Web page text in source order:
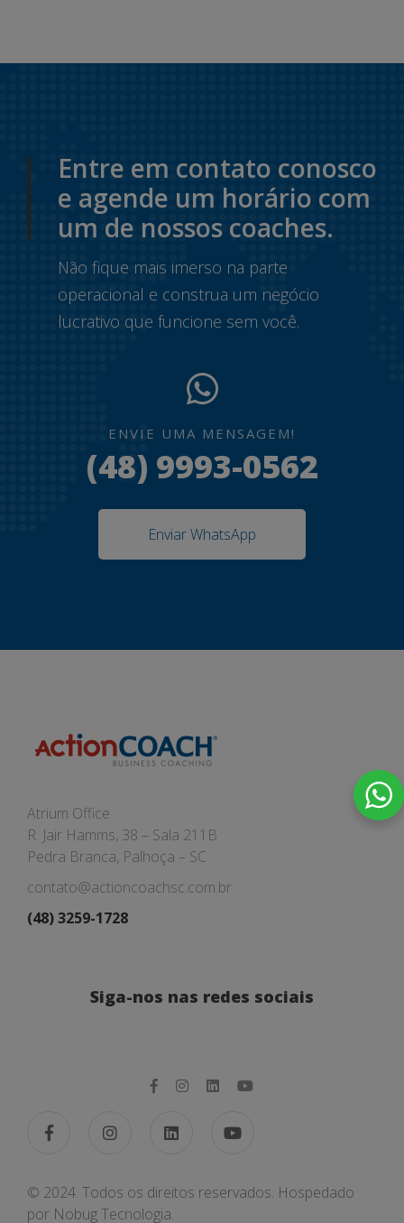
Entre em contato conosco
e agende um horário com
um de nossos coaches.
Não fique mais imerso na parte
operacional e construa um negócio
lucrativo que funcione sem você.
ENVIE UMA MENSAGEM!
(48) 9993-0562
Enviar WhatsApp
Atrium Office
R. Jair Hamms, 38 – Sala 211B
Pedra Branca, Palhoça – SC
contato@actioncoachsc.com.br
(48) 3259-1728
Siga-nos nas redes sociais
© 2024. Todos os direitos reservados. Hospedado
por Nobug Tecnologia.